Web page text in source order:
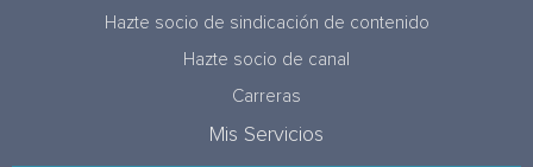
Hazte socio de sindicación de contenido
Hazte socio de canal
Carreras
Mis Servicios